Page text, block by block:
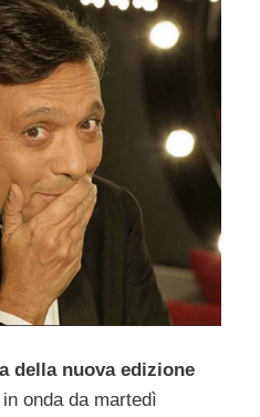
della nuova edizione
onda da martedì